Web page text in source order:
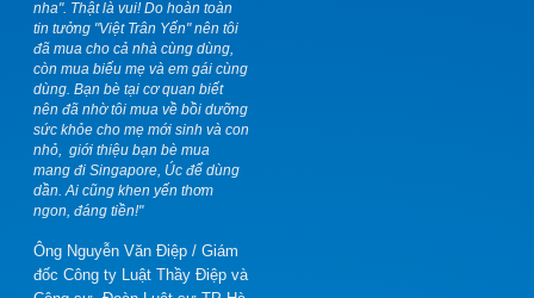
nha". Thật là vui! Do hoàn toàn
tin tưởng "Việt Trân Yến" nên tôi
đã mua cho cả nhà cùng dùng,
còn mua biếu mẹ và em gái cùng
dùng. Bạn bè tại cơ quan biết
nên đã nhờ tôi mua về bồi dưỡng
sức khỏe cho mẹ mới sinh và con
nhỏ, giới thiệu bạn bè mua
mang đi Singapore, Úc để dùng
dần. Ai cũng khen yến thơm
ngon, đáng tiền!"
Ông Nguyễn Văn Điệp / Giám
đốc Công ty Luật Thầy Điệp và